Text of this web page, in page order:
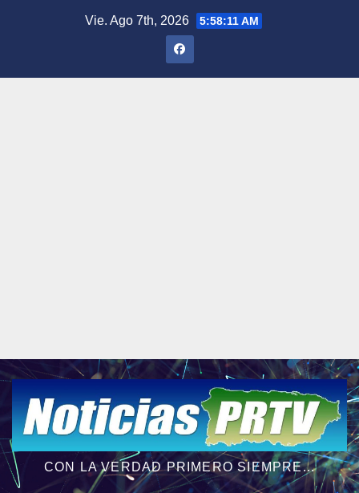
Vie. Ago 7th, 2026 5:58:12 AM
CON LA VERDAD PRIMERO SIEMPRE...